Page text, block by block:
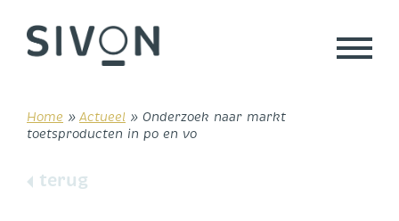
content
Home » Actueel » Onderzoek naar markt
toetsproducten in po en vo
terug